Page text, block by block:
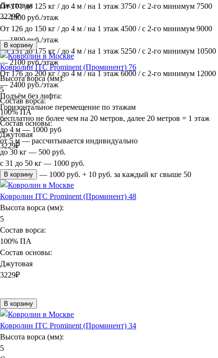
От 101 до 125 кг / до 4 м / на 1 этаж 3750 / с 2-го минимум 7500
— 1500 руб./этаж
От 126 до 150 кг / до 4 м / на 1 этаж 4500 / с 2-го минимум 9000
— 1800 руб./этаж
От 151 до 175 кг / до 4 м / на 1 этаж 5250 / с 2-го минимум 10500
— 2100 руб./этаж
От 176 до 200 кг / до 4 м / на 1 этаж 6000 / с 2-го минимум 12000
— 2400 руб./этаж
Подъём без лифта:
Горизонтальное перемещение по этажам
бесплатно не более чем на 20 метров, далее 20 метров = 1 этаж
до 4 м — 1000 руб
от 5 м — рассчитывается индивидуально
до 30 кг — 500 руб.
с 31 до 50 кг — 1000 руб.
более 50 кг — 1000 руб. + 10 руб. за каждый кг свыше 50
Джутовая
3229₽
В корзину
Ковролин ITC Prominent (Проминент) 76
Высота ворса (мм):
5
Состав ворса:
100% ПА
Состав основы:
Джутовая
3229₽
В корзину
Ковролин ITC Prominent (Проминент) 48
Высота ворса (мм):
5
Состав ворса:
100% ПА
Состав основы:
Джутовая
3229₽
В корзину
Ковролин ITC Prominent (Проминент) 34
Высота ворса (мм):
5